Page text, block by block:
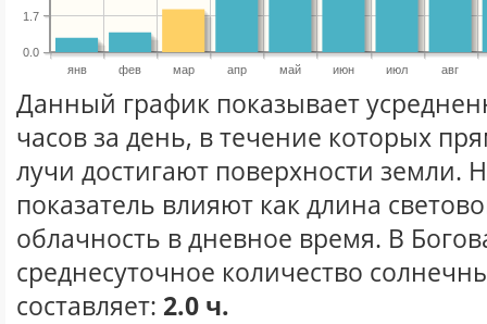
янв фев мар апр май июн июл авг
0.0
1.7
Данный график показывает
часов за день, в течение которых
лучи достигают поверхности земли.
показатель влияют как длина
облачность в дневное время. В
среднесуточное количество
составляет: 2.0 ч.